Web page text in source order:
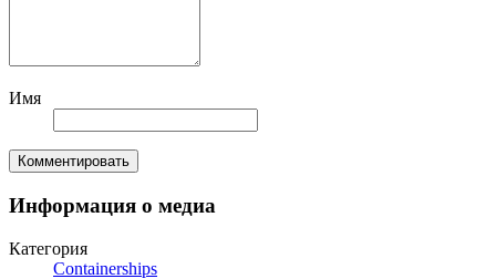
Имя
Комментировать
Информация о медиа
Категория
Containerships